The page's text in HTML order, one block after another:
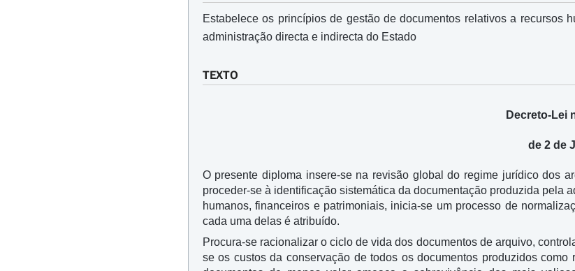
Estabelece os princípios de gestão de documentos relativos a recursos
administração directa e indirecta do Estado
TEXTO
Decreto-Lei
de 2 de
O presente diploma insere-se na revisão global do regime jurídico dos
proceder-se à identificação sistemática da documentação produzida pela
humanos, financeiros e patrimoniais, inicia-se um processo de
cada uma delas é atribuído.
Procura-se racionalizar o ciclo de vida dos documentos de arquivo,
se os custos da conservação de todos os documentos produzidos